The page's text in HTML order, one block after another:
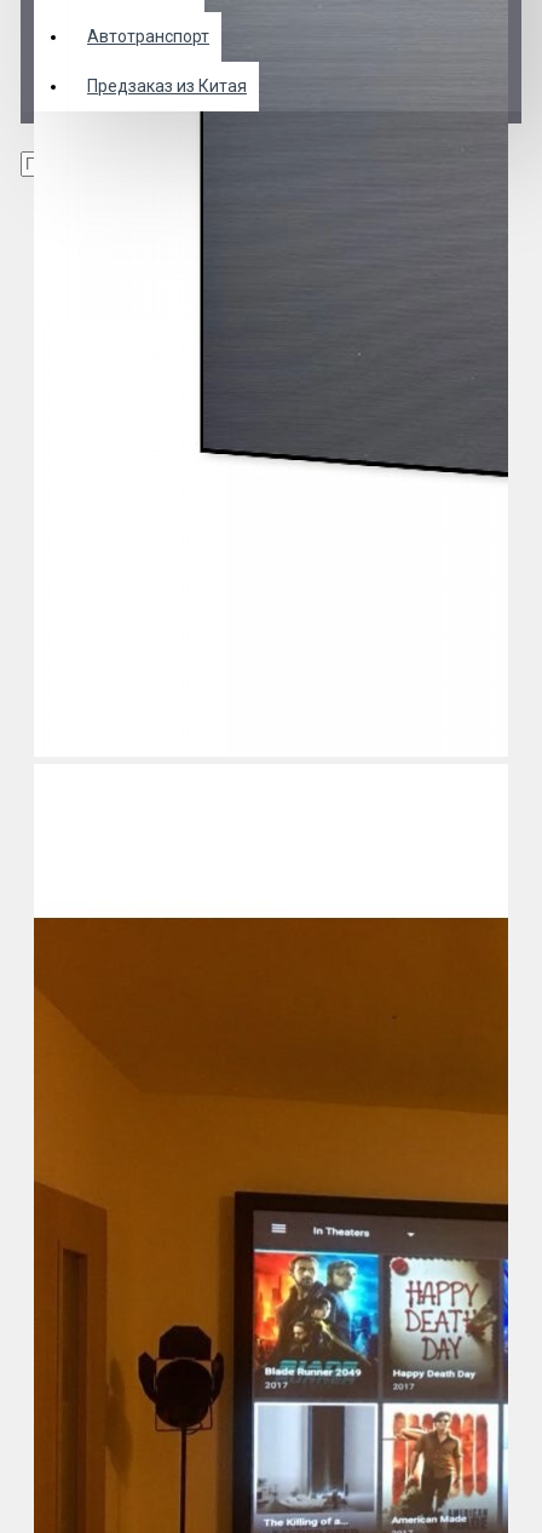
Автотранспорт
Предзаказ из Китая